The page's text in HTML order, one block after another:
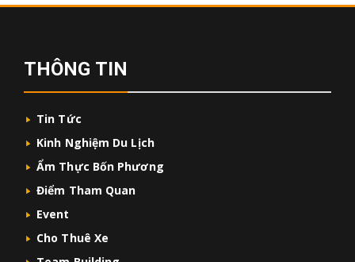
THÔNG TIN
Tin Tức
Kinh Nghiệm Du Lịch
Ẩm Thực Bốn Phương
Điểm Tham Quan
Event
Cho Thuê Xe